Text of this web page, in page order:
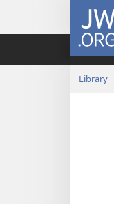
JW.ORG
Library